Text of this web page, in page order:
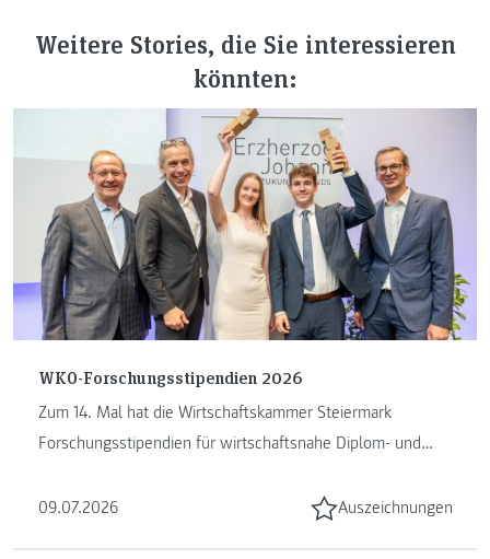
Weitere Stories, die Sie interessieren
könnten:
WKO-Forschungsstipendien 2026
Zum 14. Mal hat die Wirtschaftskammer Steiermark
Forschungsstipendien für wirtschaftsnahe Diplom- und
09.07.2026
Auszeichnungen